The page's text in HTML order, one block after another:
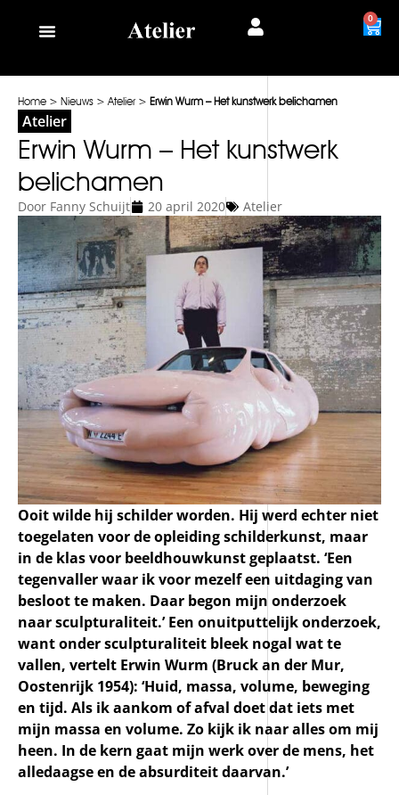
0
Home > Nieuws >Atelier > Erwin Wurm – Het kunstwerk belichamen
Atelier
Erwin Wurm – Het kunstwerk
belichamen
Door Fanny Schuijt 20 april 2020 Atelier
Ooit wilde hij schilder worden. Hij werd echter niet
toegelaten voor de opleiding schilderkunst, maar
in de klas voor beeldhouwkunst geplaatst. ‘Een
tegenvaller waar ik voor mezelf een uitdaging van
besloot te maken. Daar begon mijn onderzoek
naar sculpturaliteit.’ Een onuitputtelijk onderzoek,
want onder sculpturaliteit bleek nogal wat te
vallen, vertelt Erwin Wurm (Bruck an der Mur,
Oostenrijk 1954): ‘Huid, massa, volume, beweging
en tijd. Als ik aankom of afval doet dat iets met
mijn massa en volume. Zo kijk ik naar alles om mij
heen. In de kern gaat mijn werk over de mens, het
alledaagse en de absurditeit daarvan.’